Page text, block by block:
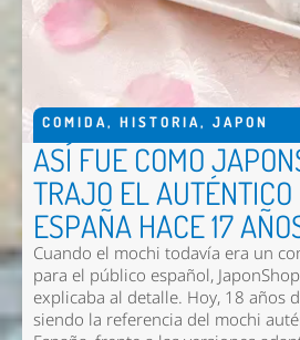
COMIDA, HISTORIA, JAPON
ASÍ FUE COMO
TRAJO EL
ESPAÑA HACE 17
Cuando el mochi todavía era un
para el público español,
explicaba al detalle. Hoy, 18 años
siendo la referencia del mochi